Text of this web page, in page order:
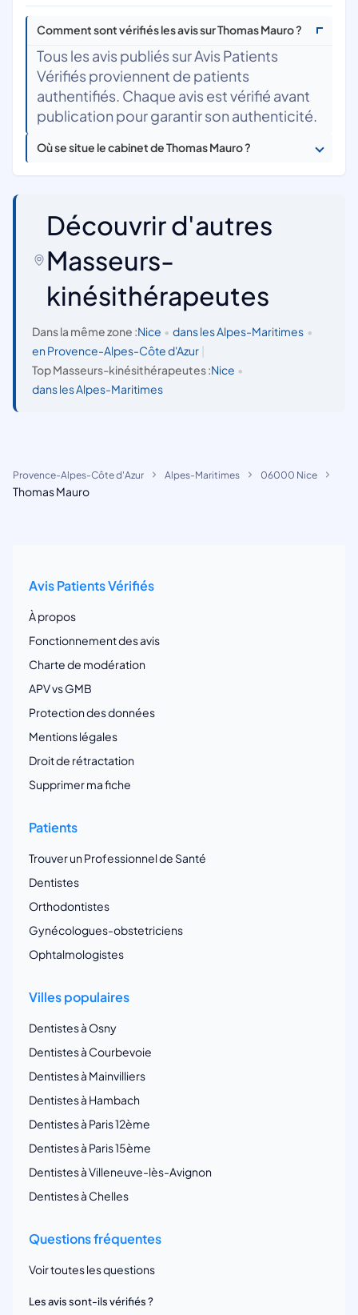
Comment sont vérifiés les avis sur Thomas Mauro ?
Tous les avis publiés sur Avis Patients
Vérifiés proviennent de patients
authentifiés. Chaque avis est vérifié avant
publication pour garantir son authenticité.
Où se situe le cabinet de Thomas Mauro ?
Découvrir d'autres
Masseurs-
kinésithérapeutes
Dans la même zone :Nice • dans les Alpes-Maritimes •
en Provence-Alpes-Côte d'Azur
Top Masseurs-kinésithérapeutes :Nice •
dans les Alpes-Maritimes
Provence-Alpes-Côte d'Azur Alpes-Maritimes 06000 Nice
Thomas Mauro
Avis Patients Vérifiés
À propos
Fonctionnement des avis
Charte de modération
APV vs GMB
Protection des données
Mentions légales
Droit de rétractation
Supprimer ma fiche
Patients
Trouver un Professionnel de Santé
Dentistes
Orthodontistes
Gynécologues-obstetriciens
Ophtalmologistes
Villes populaires
Dentistes à Osny
Dentistes à Courbevoie
Dentistes à Mainvilliers
Dentistes à Hambach
Dentistes à Paris 12ème
Dentistes à Paris 15ème
Dentistes à Villeneuve-lès-Avignon
Dentistes à Chelles
Questions fréquentes
Voir toutes les questions
Les avis sont-ils vérifiés ?